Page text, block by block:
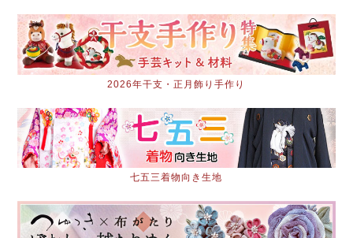
2026年干支・正月飾り手作り
七五三着物向き生地